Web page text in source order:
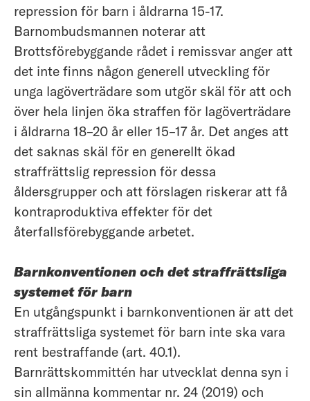
repression för barn i åldrarna 15-17.
Barnombudsmannen noterar att
Brottsförebyggande rådet i remissvar anger att
det inte finns någon generell utveckling för
unga lagöverträdare som utgör skäl för att och
över hela linjen öka straffen för lagöverträdare
i åldrarna 18–20 år eller 15–17 år. Det anges att
det saknas skäl för en generellt ökad
straffrättslig repression för dessa
åldersgrupper och att förslagen riskerar att få
kontraproduktiva effekter för det
återfallsförebyggande arbetet.
Barnkonventionen och det straffrättsliga
systemet för barn
En utgångspunkt i barnkonventionen är att det
straffrättsliga systemet för barn inte ska vara
rent bestraffande (art. 40.1).
Barnrättskommittén har utvecklat denna syn i
sin allmänna kommentar nr. 24 (2019) och